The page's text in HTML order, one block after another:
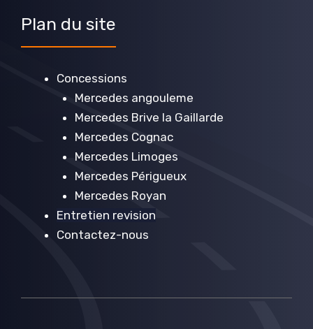
Plan du site
Concessions
Mercedes angouleme
Mercedes Brive la Gaillarde
Mercedes Cognac
Mercedes Limoges
Mercedes Périgueux
Mercedes Royan
Entretien revision
Contactez-nous